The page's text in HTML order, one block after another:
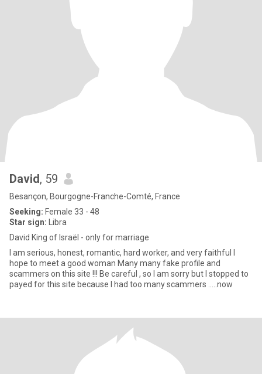
David, 59
Besançon, Bourgogne-Franche-Comté, France
Seeking: Female 33 - 48
Star sign: Libra
David King of Israël - only for marriage
I am serious, honest, romantic, hard worker, and very faithful I
hope to meet a good woman Many many fake profile and
scammers on this site !!! Be careful , so I am sorry but I stopped to
payed for this site because I had too many scammers …..now